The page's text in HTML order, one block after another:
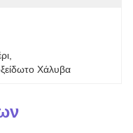
Χάλυβα